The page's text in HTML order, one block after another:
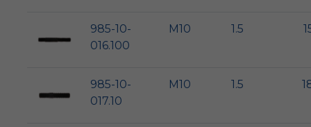
985-10-
016.100
M10 1.5
985-10-
017.10
M10 1.5